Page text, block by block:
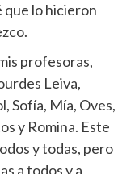
lo hicieron
profesoras,
Leiva,
Sofía, Mía, Oves,
y Romina. Este
y todas, pero
a todos y a